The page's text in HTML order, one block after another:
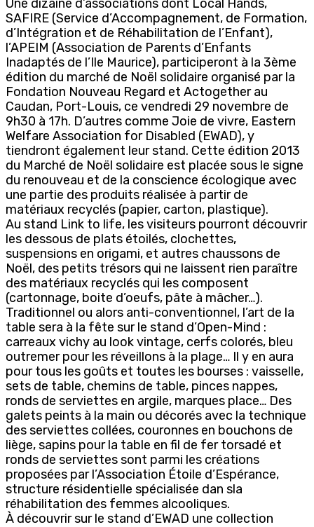
Une dizaine d’associations dont Local Hands,
SAFIRE (Service d’Accompagnement, de Formation,
d’Intégration et de Réhabilitation de l’Enfant),
l’APEIM (Association de Parents d’Enfants
Inadaptés de l’Ile Maurice), participeront à la 3ème
édition du marché de Noël solidaire organisé par la
Fondation Nouveau Regard et Actogether au
Caudan, Port-Louis, ce vendredi 29 novembre de
9h30 à 17h. D’autres comme Joie de vivre, Eastern
Welfare Association for Disabled (EWAD), y
tiendront également leur stand. Cette édition 2013
du Marché de Noël solidaire est placée sous le signe
du renouveau et de la conscience écologique avec
une partie des produits réalisée à partir de
matériaux recyclés (papier, carton, plastique).
Au stand Link to life, les visiteurs pourront découvrir
les dessous de plats étoilés, clochettes,
suspensions en origami, et autres chaussons de
Noël, des petits trésors qui ne laissent rien paraître
des matériaux recyclés qui les composent
(cartonnage, boite d’oeufs, pâte à mâcher…).
Traditionnel ou alors anti-conventionnel, l’art de la
table sera à la fête sur le stand d’Open-Mind :
carreaux vichy au look vintage, cerfs colorés, bleu
outremer pour les réveillons à la plage… Il y en aura
pour tous les goûts et toutes les bourses : vaisselle,
sets de table, chemins de table, pinces nappes,
ronds de serviettes en argile, marques place… Des
galets peints à la main ou décorés avec la technique
des serviettes collées, couronnes en bouchons de
liège, sapins pour la table en fil de fer torsadé et
ronds de serviettes sont parmi les créations
proposées par l’Association Étoile d’Espérance,
structure résidentielle spécialisée dan sla
réhabilitation des femmes alcooliques.
À découvrir sur le stand d’EWAD une collection